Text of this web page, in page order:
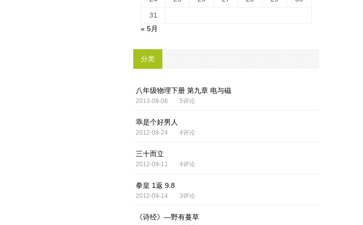
31
« 5月
分类
八年级物理下册 第九章 电与磁
2013-08-06 5评论
乖是个好男人
2012-08-24 4评论
三十而立
2012-09-11 4评论
拳皇 1返 9.8
2012-09-14 3评论
《诗经》—野有蔓草